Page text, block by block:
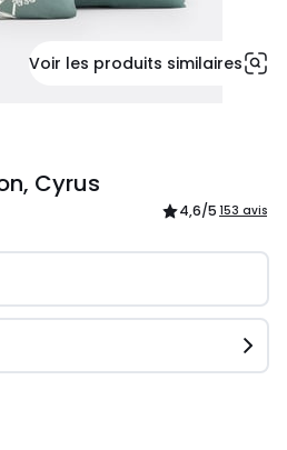
Voir les produits similaires
Cyrus
4,6/5 153 avis